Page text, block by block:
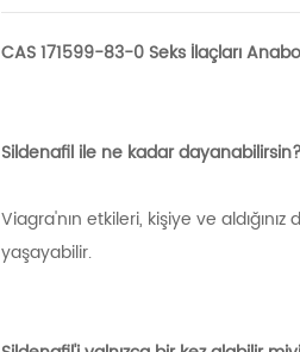
CAS 171599-83-0 Seks İlaçları
Sildenafil ile ne kadar dayanabilirsin?
Viagra'nın etkileri, kişiye ve
yaşayabilir.